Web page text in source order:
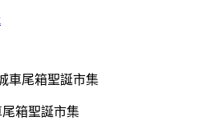
車尾箱聖誕市集